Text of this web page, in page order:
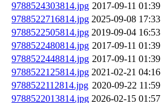
9788524303814.jpg 2017-09-11 01:39
9788522716814.jpg 2025-09-08 17:33
9788522505814.jpg 2019-09-04 16:53
9788522480814.jpg 2017-09-11 01:39
9788522448814.jpg 2017-09-11 01:39
9788522125814.jpg 2021-02-21 04:16
9788522112814.jpg 2020-09-22 11:59
9788522013814.jpg 2026-02-15 01:57